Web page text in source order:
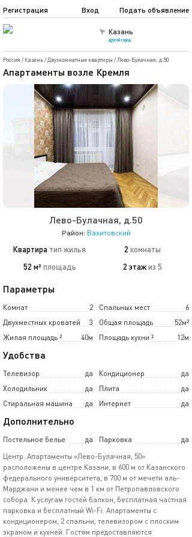
Казань
другой город
Подать объявление
Регистрация Вход
Россия / Казань/ Двухкомнатные квартиры / Лево-Булачная, д.50
Апартаменты возле Кремля
Лево-Булачная, д.50
Район: Вахитовский
Квартира тип жилья 2 комнаты
52 м² площадь 2 этажиз 5
Параметры
Комнат 2 Спальных мест
6
Двухместных кроватей
3 Общая площадь
52м²
Жилая площадь
40м
² Площадь кухни 12м
²
Удобства
Телевизор да Кондиционер
да
Холодильник
да Плита
да
Стиральная машина
да Интернет да
Дополнительно
Постельное белье да Парковка
да
Центр. Апартаменты «Лево-Булачная, 50»
расположены в центре Казани, в 600 м от Казанского
федерального университета, в 700 м от мечети аль-
Марджани и менее чем в 1 км от Петропавловского
собора. К услугам гостей балкон, бесплатная частная
парковка и бесплатный Wi-Fi. Апартаменты с
кондиционером, 2 спальни, телевизором с плоским
экраном и кухней. Гостям предоставляются